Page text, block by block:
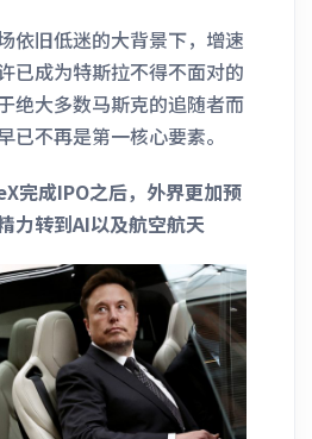
依旧低迷的大背景下，增速
已成为特斯拉不得不面对的
绝大多数马斯克的追随者而
已不再是第一核心要素。
完成IPO之后，外界更加预
力转到AI以及航空航天